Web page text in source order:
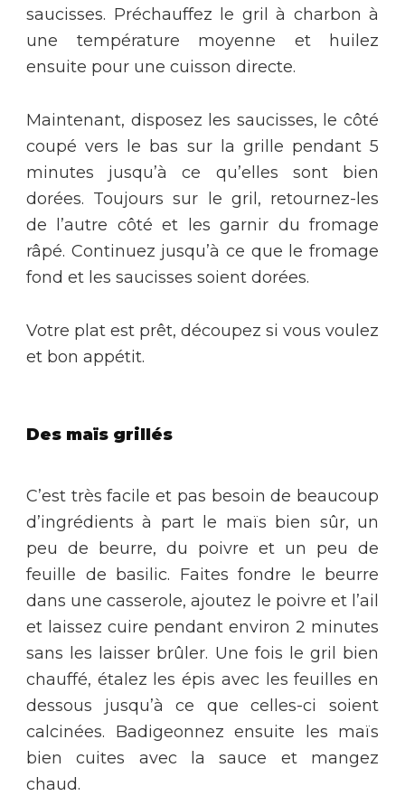
saucisses. Préchauffez le gril à charbon à
une température moyenne et huilez
ensuite pour une cuisson directe.
Maintenant, disposez les saucisses, le côté
coupé vers le bas sur la grille pendant 5
minutes jusqu’à ce qu’elles sont bien
dorées. Toujours sur le gril, retournez-les
de l’autre côté et les garnir du fromage
râpé. Continuez jusqu’à ce que le fromage
fond et les saucisses soient dorées.
Votre plat est prêt, découpez si vous voulez
et bon appétit.
Des maïs grillés
C’est très facile et pas besoin de beaucoup
d’ingrédients à part le maïs bien sûr, un
peu de beurre, du poivre et un peu de
feuille de basilic. Faites fondre le beurre
dans une casserole, ajoutez le poivre et l’ail
et laissez cuire pendant environ 2 minutes
sans les laisser brûler. Une fois le gril bien
chauffé, étalez les épis avec les feuilles en
dessous jusqu’à ce que celles-ci soient
calcinées. Badigeonnez ensuite les maïs
bien cuites avec la sauce et mangez
chaud.